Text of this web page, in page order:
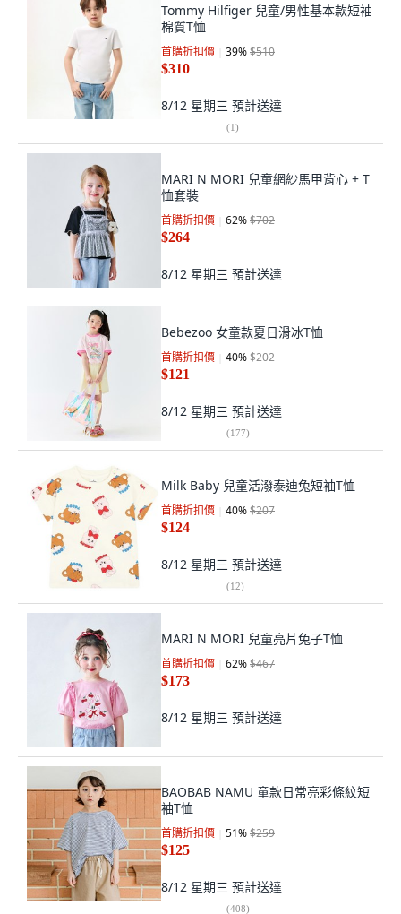
Tommy Hilfiger 兒童/男性基本款短袖
棉質T恤
首購折扣價 39%$510
$310
8/12 星期三 預計送達
(1)
MARI N MORI 兒童網紗馬甲背心 + T
恤套裝
首購折扣價 62%$702
$264
8/12 星期三 預計送達
Bebezoo 女童款夏日滑冰T恤
首購折扣價 40%$202
$121
8/12 星期三 預計送達
(177)
Milk Baby 兒童活潑泰迪兔短袖T恤
首購折扣價 40%$207
$124
8/12 星期三 預計送達
(12)
MARI N MORI 兒童亮片兔子T恤
首購折扣價 62%$467
$173
8/12 星期三 預計送達
BAOBAB NAMU 童款日常亮彩條紋短
袖T恤
首購折扣價 51%$259
$125
8/12 星期三 預計送達
(408)